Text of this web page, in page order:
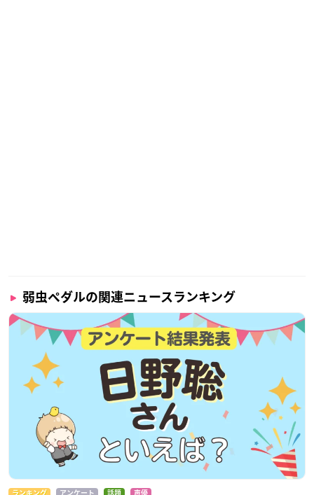
弱虫ペダルの関連ニュースランキング
ランキング アンケート 話題 声優